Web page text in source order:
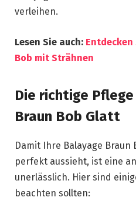
verleihen.
Lesen Sie auch: Entdecken
Bob mit Strähnen
Die richtige
Braun Bob Glatt
Damit Ihre Balayage Braun
perfekt aussieht, ist eine
unerlässlich. Hier sind
beachten sollten: